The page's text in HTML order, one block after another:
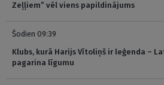
Zeļļiem” vēl viens papildinājums
Šodien 09:39
Klubs, kurā Harijs Vītoliņš ir leģenda –
pagarina līgumu